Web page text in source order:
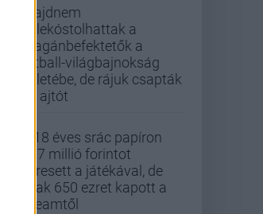
Majdnem
belekóstolhattak a
magánbefektetők a
futball-világbajnokság
üzletébe, de rájuk csapták
az ajtót
A 18 éves srác papíron
437 millió forintot
keresett a játékával, de
csak 650 ezret kapott a
Steamtől